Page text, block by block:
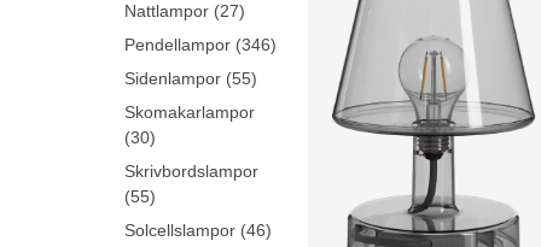
Nattlampor (27)
Pendellampor (346)
Sidenlampor (55)
Skomakarlampor
(30)
Skrivbordslampor
(55)
Solcellslampor (46)